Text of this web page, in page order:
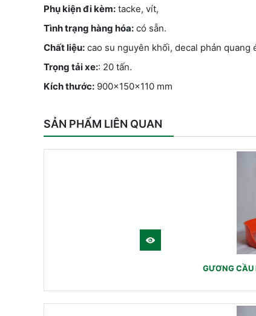
Phụ kiện đi kèm: tacke, vít,
Tình trạng hàng hóa: có sẵn.
Chất liệu: cao su nguyên khối, decal phản quang
Trọng tải xe:: 20 tấn.
Kích thước: 900x150x110 mm
SẢN PHẨM LIÊN QUAN
GƯƠNG CẦU